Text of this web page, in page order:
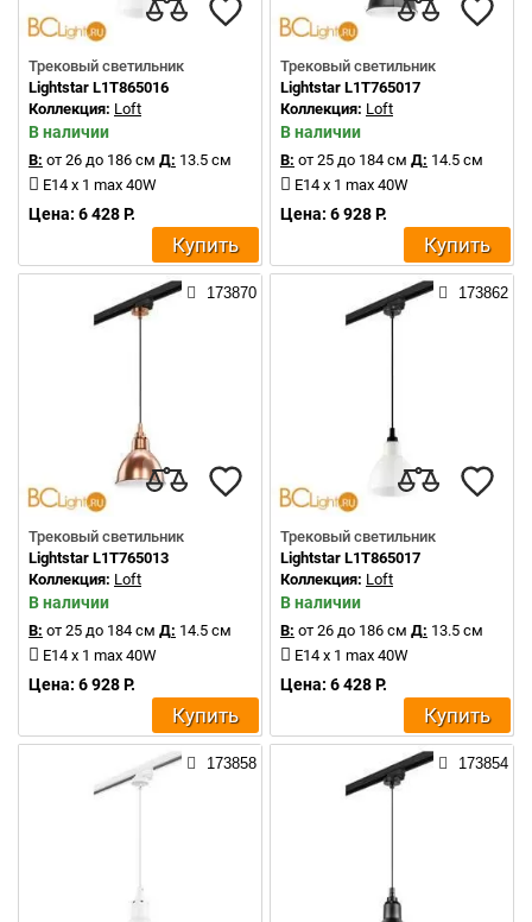
Трековый светильник
Lightstar L1T865016
Коллекция: Loft
В наличии
В: от 26 до 186 см Д: 13.5 см
E14 x 1 max 40W
Цена: 6 428 Р.
Купить
Трековый светильник
Lightstar L1T765017
Коллекция: Loft
В наличии
В: от 25 до 184 см Д: 14.5 см
E14 x 1 max 40W
Цена: 6 928 Р.
Купить
173870
Трековый светильник
Lightstar L1T765013
Коллекция: Loft
В наличии
В: от 25 до 184 см Д: 14.5 см
E14 x 1 max 40W
Цена: 6 928 Р.
Купить
173862
Трековый светильник
Lightstar L1T865017
Коллекция: Loft
В наличии
В: от 26 до 186 см Д: 13.5 см
E14 x 1 max 40W
Цена: 6 428 Р.
Купить
173858 173854